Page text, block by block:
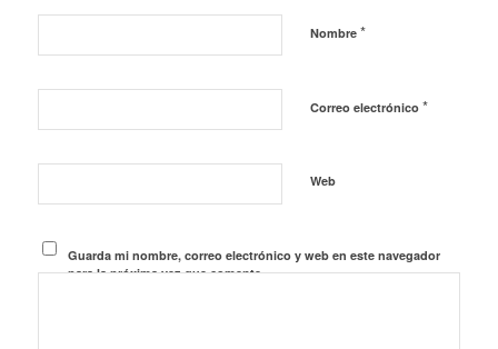
Nombre *
Correo electrónico *
Web
Guarda mi nombre, correo electrónico y web en este navegador
para la próxima vez que comente.